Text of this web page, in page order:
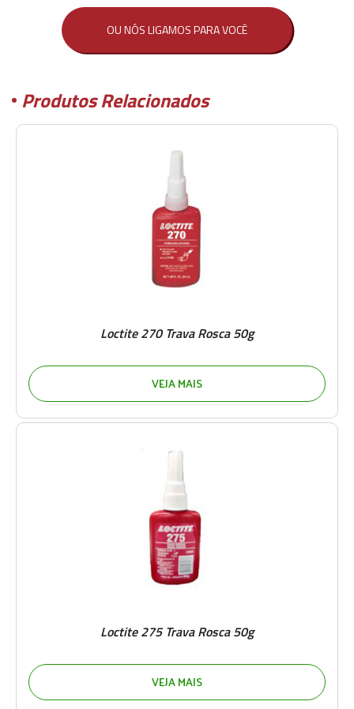
OU NÓS LIGAMOS PARA VOCÊ
Produtos Relacionados
Loctite 270 Trava Rosca 50g
VEJA MAIS
Loctite 275 Trava Rosca 50g
VEJA MAIS